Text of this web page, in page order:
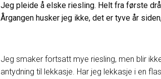
Jeg pleide å elske riesling. Helt fra første
Årgangen husker jeg ikke, det er tyve år
Jeg smaker fortsatt mye riesling, men blir
antydning til lekkasje. Har jeg lekkasje i en